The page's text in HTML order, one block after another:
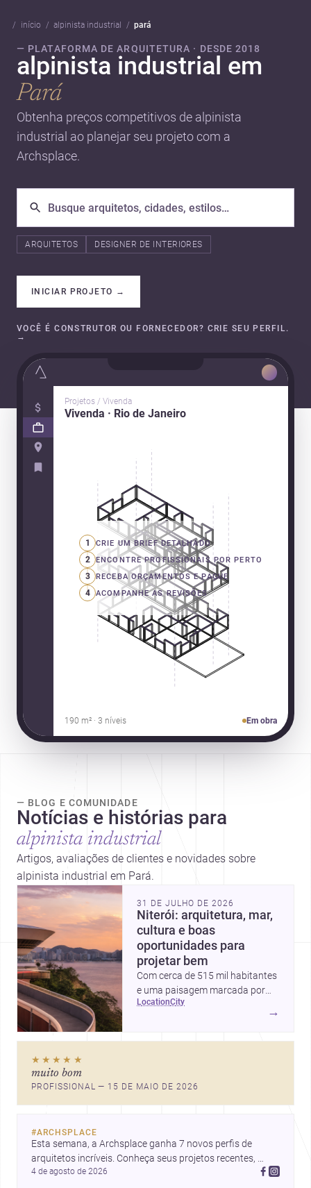
início alpinista industrial pará
— PLATAFORMA DE ARQUITETURA · DESDE 2018
alpinista industrial em
Pará
Obtenha preços competitivos de alpinista
industrial ao planejar seu projeto com a
Archsplace.
ARQUITETOS DESIGNER DE INTERIORES
INICIAR PROJETO →
VOCÊ É CONSTRUTOR OU FORNECEDOR? CRIE SEU PERFIL.
→
Projetos / Vivenda
Vivenda · Rio de Janeiro
1 CRIE UM BRIEF DETALHADO
2 ENCONTRE PROFISSIONAIS POR PERTO
3 RECEBA ORÇAMENTOS E PAGUE
4 ACOMPANHE AS REVISÕES
190 m² · 3 níveis Em obra
— BLOG E COMUNIDADE
Notícias e histórias para
alpinista industrial
Artigos, avaliações de clientes e novidades sobre
alpinista industrial em Pará.
31 DE JULHO DE 2026
Niterói: arquitetura, mar,
cultura e boas
oportunidades para
projetar bem
Com cerca de 515 mil habitantes
e uma paisagem marcada por
ícones como o Museu de Arte
quer construir, reformar ou
decorar.
location city
→
★★★★★
muito bom
PROFISSIONAL — 15 DE MAIO DE 2026
#ARCHSPLACE
Esta semana, a Archsplace ganha 7 novos perfis de
arquitetos incríveis. Conheça seus projetos recentes,
inspire-se com seus trabalhos e descubra talentos que
4 de agosto de 2026